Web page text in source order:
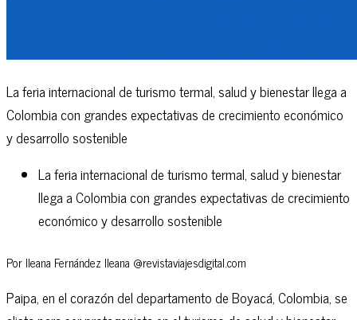
La feria internacional de turismo termal, salud y bienestar llega a
Colombia con grandes expectativas de crecimiento económico
y desarrollo sostenible
La feria internacional de turismo termal, salud y bienestar
llega a Colombia con grandes expectativas de crecimiento
económico y desarrollo sostenible
Por Ileana Fernández Ileana @revistaviajesdigital.com
Paipa, en el corazón del departamento de Boyacá, Colombia, se